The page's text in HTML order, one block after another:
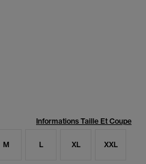
Informations Taille Et Coupe
M L XL XXL